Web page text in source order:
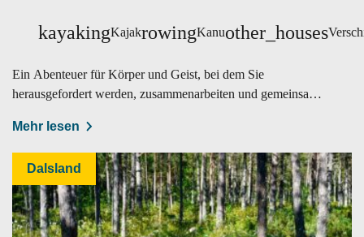
kayakingKajakrowingKanuother_houses
Ein Abenteuer für Körper und Geist, bei dem Sie
herausgefordert werden, zusammenarbeiten und gemeinsam
Mehr lesen
Dalsland